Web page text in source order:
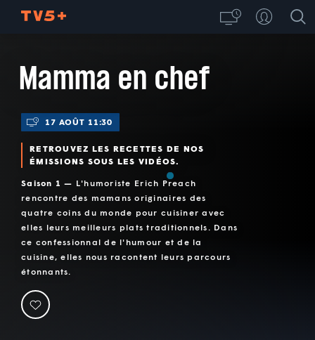
Mamma en chef
17 AOÛT 11:30
RETROUVEZ LES RECETTES DE NOS
ÉMISSIONS SOUS LES VIDÉOS.
Saison 1 — L'humoriste Erich Preach
rencontre des mamans originaires des
quatre coins du monde pour cuisiner avec
elles leurs meilleurs plats traditionnels. Dans
ce confessionnal de l'humour et de la
cuisine, elles nous racontent leurs parcours
étonnants.